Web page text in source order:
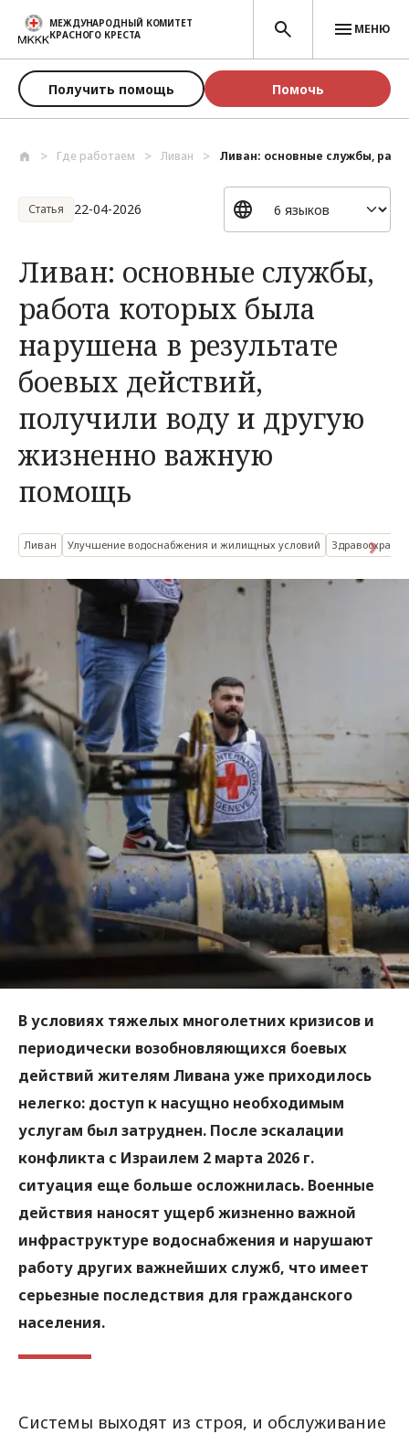
Перейти к основному содержанию
МЕЖДУНАРОДНЫЙ КОМИТЕТ
КРАСНОГО КРЕСТА
МЕНЮ
Получить помощь Помочь
Где работаем Ливан Ливан: основные службы,
Статья 22-04-2026
Ливан: основные службы,
работа которых была
нарушена в результате
боевых действий,
получили воду и другую
жизненно важную
помощь
Ливан Улучшение водоснабжения и жилищных условий
В условиях тяжелых многолетних кризисов и
периодически возобновляющихся боевых
действий жителям Ливана уже приходилось
нелегко: доступ к насущно необходимым
услугам был затруднен. После эскалации
конфликта с Израилем 2 марта 2026 г.
ситуация еще больше осложнилась. Военные
действия наносят ущерб жизненно важной
инфраструктуре водоснабжения и нарушают
работу других важнейших служб, что имеет
серьезные последствия для гражданского
населения.
Системы выходят из строя, и обслуживание